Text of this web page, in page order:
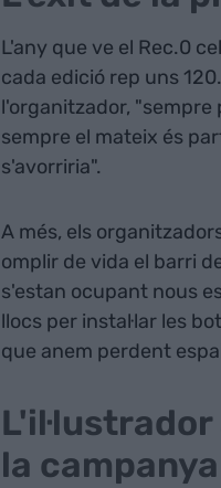
L'any que ve el Rec.0
cada edició rep uns
l'organitzador, "sempre
sempre el mateix és
s'avorriria".
A més, els
omplir de vida el barri
s'estan ocupant nous
llocs per instal·lar les
que anem perdent
la